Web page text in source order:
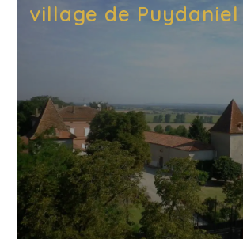
village de Puydaniel